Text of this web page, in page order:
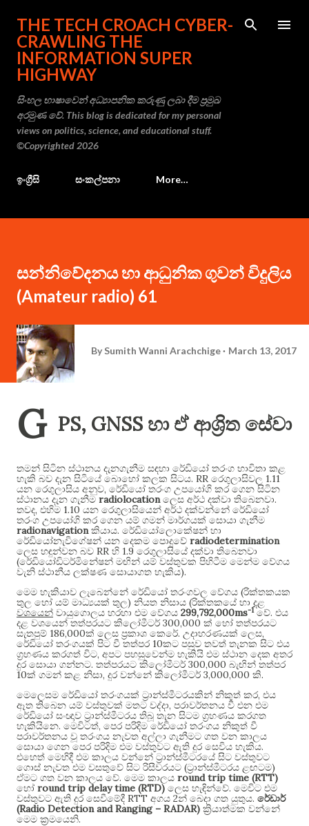
Skip to main content
THE TECH CROACH CYBER-
CRAWLING THE
INFORMATION SUPER
HIGHWAY
සිංහල භාෂාවෙන් අධ්‍යාපනික කරුණු ලබා දීම ප්‍රමුඛ
අරමුණ වේ. This blog is dedicated for my personal
views on politics, science, and educational stuff.
©Copyrighted 2026
ඉංග්‍රීසි සංකල්පනා More…
සන්නිවේදනය හා ආධුනික ගුවන් විදුලිය
(Amateur radio) 61
By Sumith Wanni Arachchige March 13, 2017
G PS, GNSS හා ඒ ආශ්‍රිත සේවා
තමන් සිටින ස්ථානය දැනගැනීම සඳහා රේඩියෝ තරංග භාවිතා කළ
හැකි බව දැන සිටියේ බොහෝ කලක සිටය. RR රෙගුලාසිවල 1.11
යන රෙගුලාසිය අනුව, රේඩියෝ තරංග උපයෝගි කර ගෙන සිටින
ස්ථානය දැන ගැනීම radiolocation ලෙස අර්ථ දක්වා තිබෙනවා.
තවද, එහිම 1.10 යන රෙගුලාසියෙන් අර්ථ දක්වන්නේ රේඩියෝ
තරංග උපයෝගි කර ගෙන යම් ගමන් මාර්ගයක් සොයා ගැනීම
radionavigation කියාය. රේඩියෝලොකේෂන් හා
රේඩියෝනැවිගේෂන් යන දෙකම පොදුවේ radiodetermination
ලෙස හඳුන්වන බව RR හි 1.9 රෙගුලාසියේ දක්වා තිබෙනවා
(රේඩියෝඩිටර්මිනේෂන් මඟින් යම් වස්තුවක පිහිටීම මෙන්ම වේගය
වැනි ස්ථානීය ලක්ෂණ සොයාගත හැකිය).
මෙම හැකියාව ලැබෙන්නේ රේඩියෝ තරංගවල වේගය (රික්තකයක
තුල හෝ යම් මාධ්‍යයක් තුල) නියත නිසාය (රික්තකයේ හා දළ
වශයෙන් වායුගොලය හරහා එම වේගය 299,792,000ms-1 වේ. එය
දළ වශයෙන් තත්පරයට කිලෝමීටර් 300,000 ක් හෝ තත්පරයට
සැතපුම් 186,000ක් ලෙස ප්‍රකාශ කෙරේ. උදාහරණයක් ලෙස,
රේඩියෝ තරංගයක් පිට වී තත්පර 10කට පසුව තවත් තැනක සිට එය
ග්‍රහණය කරගත් විට, අපට පහසුවෙන්ම හැකියි එම ස්ථාන දෙක අතර
දුර සොයා ගන්නට. තත්පරයට කිලෝමීටර් 300,000 බැඟින් තත්පර
10ක් ගමන් කළ නිසා, දුර වන්නේ කිලෝමීටර් 3,000,000 කි.
මෙලෙසම රේඩියෝ තරංගයක් ට්‍රාන්ස්මීටරයකින් නිකුත් කර, එය
ඈත තිබෙන යම් වස්තුවක් මතට වද්දා, පරාවර්තනය වී එන එම
රේඩියෝ සංඥාව ට්‍රාන්ස්මීටරය තිබූ තැන සිටම ග්‍රහණය කරගත
හැකියිනෙ. මෙවිටත්, පෙර පරිදිම රේඩියෝ තරංගය නිකුත් වී
පරාවර්තනය වූ තරංගය නැවත අල්ලා ගැනීමට ගත වන කාලය
සොයා ගෙන පෙර පරිදිම එම වස්තුවට ඇති දුර සෙවිය හැකිය.
එහෙත් මෙහිදී එම කාලය වන්නේ ට්‍රාන්ස්මීටරයේ සිට වස්තුවට
ගොස් නැවත එම වසතුවේ සිට රිසීවරයට (ට්‍රාන්ස්මීටරය ළඟටම)
ඒමට ගත වන කාලය වේ. මෙම කාලය round trip time (RTT)
හෝ round trip delay time (RTD) ලෙස හැඳින්වේ. මෙවිට එම
වස්තුවට ඇති දුර සෙවීමේදී RTT අගය 2න් බෙදා ගත යුතුය. රේඩාර්
(Radio Detection and Ranging – RADAR) ක්‍රියාත්මක වන්නේ
මෙම ක්‍රමයෙනි.